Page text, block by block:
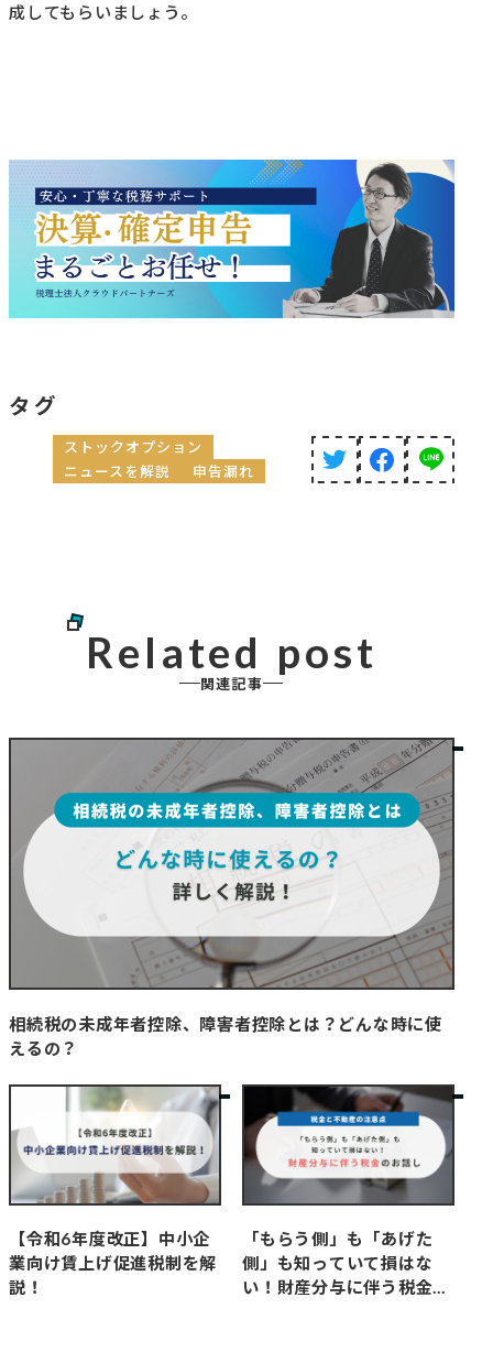
成してもらいましょう。
タグ
ストックオプション
ニュースを解説
申告漏れ
Related post
関連記事
相続税の未成年者控除、障害者控除とは？どんな時に使
えるの？
【令和6年度改正】中小企
業向け賃上げ促進税制を解
説！
「もらう側」も「あげた
側」も知っていて損はな
い！財産分与に伴う税金の